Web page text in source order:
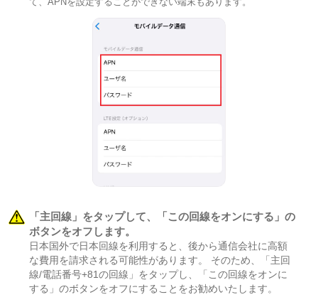
「主回線」をタップして、「この回線をオンにする」の
ボタンをオフします。
日本国外で日本回線を利用すると、後から通信会社に高額
な費用を請求される可能性があります。 そのため、「主回
線/電話番号+81の回線」をタップし、「この回線をオンに
する」のボタンをオフにすることをお勧めいたします。